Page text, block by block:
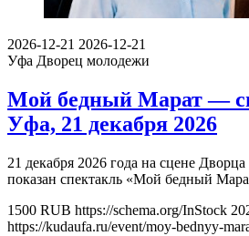
2026-12-21 2026-12-21
Уфа Дворец молодежи
Мой бедный Марат —
Уфа, 21 декабря 2026
21 декабря 2026 года на сцене
показан спектакль «Мой бедный
1500 RUB https://schema.org/InStock
https://kudaufa.ru/event/moy-bednyy-